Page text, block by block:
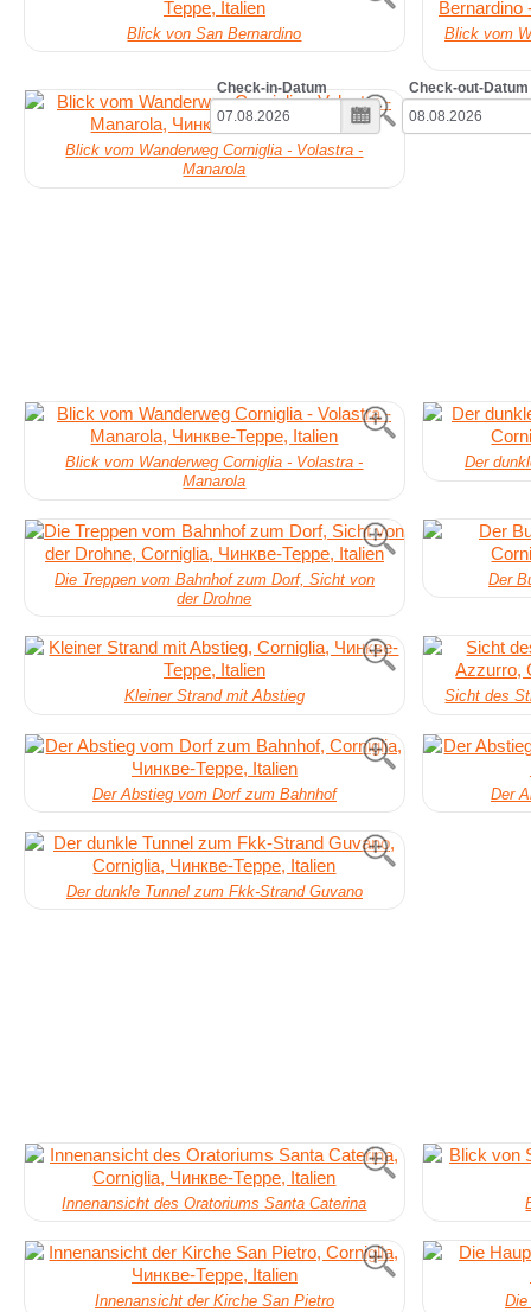
Check-in-Datum Check-out-Datum
Blick von San Bernardino Blick vom
Blick vom Wanderweg Corniglia - Volastra -
Manarola
Blick vom Wanderweg Corniglia - Volastra -
Manarola
Der
Die Treppen vom Bahnhof zum Dorf, Sicht von
der Drohne
Der
Kleiner Strand mit Abstieg Sicht des
Der Abstieg vom Dorf zum Bahnhof Der
Der dunkle Tunnel zum Fkk-Strand Guvano
Innenansicht des Oratoriums Santa Caterina
Innenansicht der Kirche San Pietro